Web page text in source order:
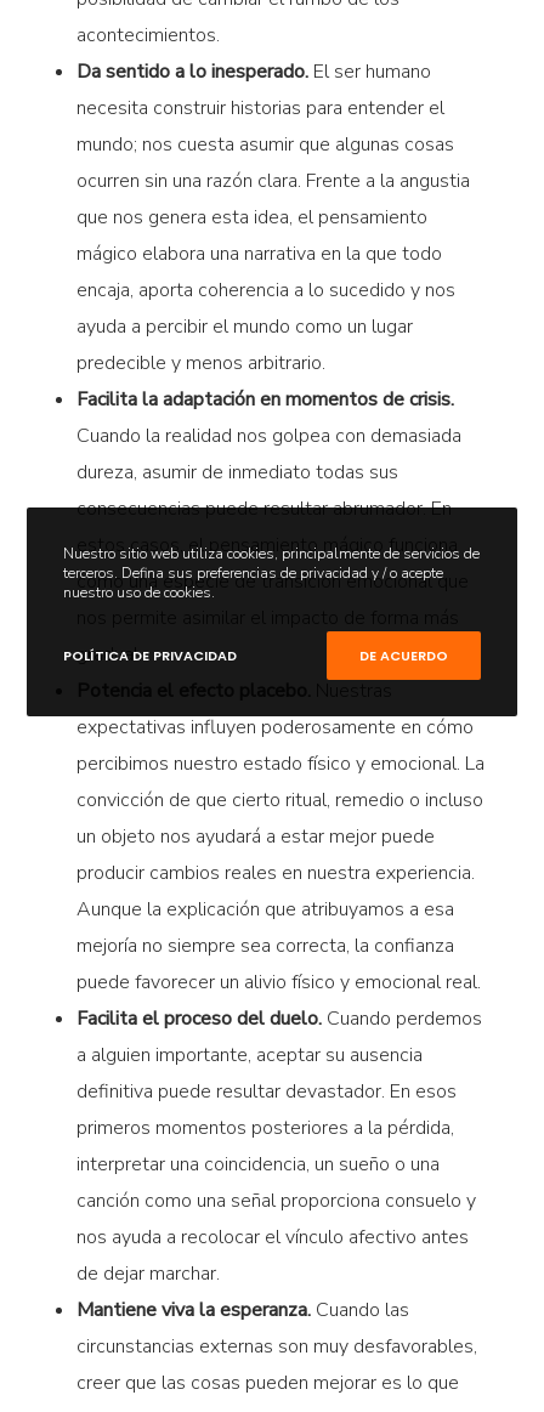
acontecimientos.
Da sentido a lo inesperado. El ser humano
necesita construir historias para entender el
mundo; nos cuesta asumir que algunas cosas
ocurren sin una razón clara. Frente a la angustia
que nos genera esta idea, el pensamiento
mágico elabora una narrativa en la que todo
encaja, aporta coherencia a lo sucedido y nos
ayuda a percibir el mundo como un lugar
predecible y menos arbitrario.
Facilita la adaptación en momentos de crisis.
Cuando la realidad nos golpea con demasiada
dureza, asumir de inmediato todas sus
consecuencias puede resultar abrumador. En
estos casos, el pensamiento mágico funciona
como una especie de transición emocional que
gradual.
expectativas influyen poderosamente en cómo
percibimos nuestro estado físico y emocional. La
convicción de que cierto ritual, remedio o incluso
un objeto nos ayudará a estar mejor puede
producir cambios reales en nuestra experiencia.
Aunque la explicación que atribuyamos a esa
mejoría no siempre sea correcta, la confianza
puede favorecer un alivio físico y emocional real.
Facilita el proceso del duelo.Cuando perdemos
a alguien importante, aceptar su ausencia
definitiva puede resultar devastador. En esos
primeros momentos posteriores a la pérdida,
interpretar una coincidencia, un sueño o una
canción como una señal proporciona consuelo y
nos ayuda a recolocar el vínculo afectivo antes
de dejar marchar.
Mantiene viva la esperanza.Cuando las
circunstancias externas son muy desfavorables,
creer que las cosas pueden mejorar es lo que
Nuestro sitio web utiliza cookies, principalmente de servicios de
terceros. Defina sus preferencias de privacidad y / o acepte
nuestro uso de cookies.
POLÍTICA DE PRIVACIDAD DE ACUERDO